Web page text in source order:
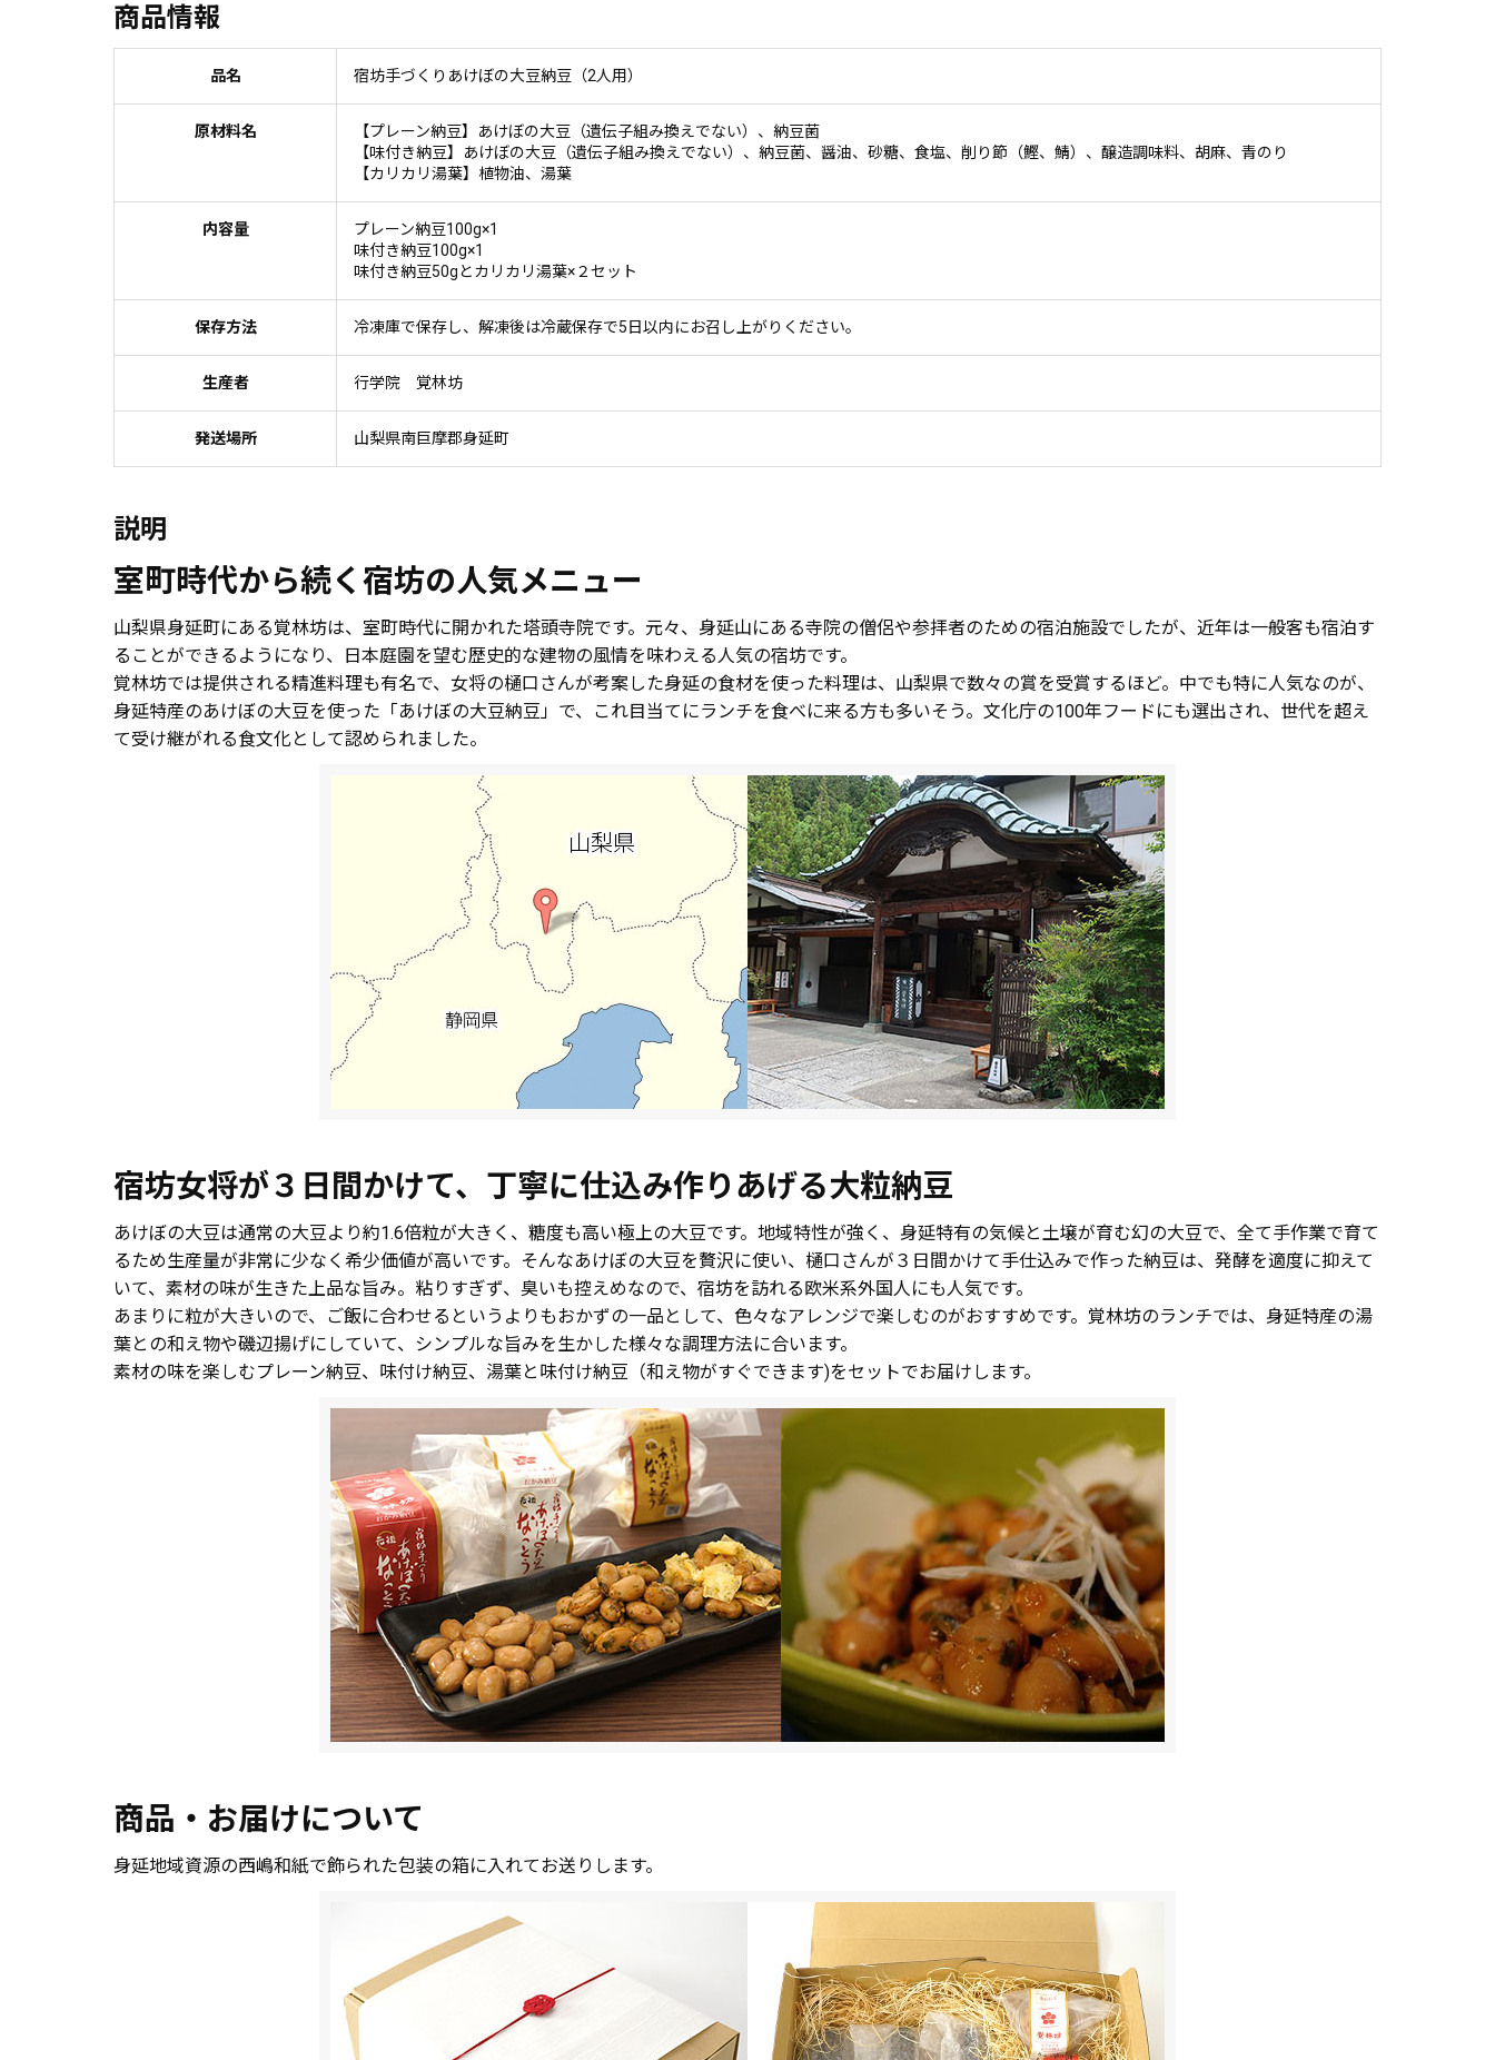
商品情報
品名 宿坊手づくりあけぼの大豆納豆（2人用）
原材料名
【プレーン納豆】あけぼの大豆（遺伝子組み換えでない）、納豆菌
【味付き納豆】あけぼの大豆（遺伝子組み換えでない）、納豆菌、醤油、砂糖、食塩、削り節（鰹、鯖）、醸造調味料、胡麻、青のり
【カリカリ湯葉】植物油、湯葉
内容量
プレーン納豆100g×1
味付き納豆100g×1
味付き納豆50gとカリカリ湯葉×２セット
保存方法 冷凍庫で保存し、解凍後は冷蔵保存で5日以内にお召し上がりください。
生産者 行学院 覚林坊
発送場所 山梨県南巨摩郡身延町
説明
室町時代から続く宿坊の人気メニュー
山梨県身延町にある覚林坊は、室町時代に開かれた塔頭寺院です。元々、身延山にある寺院の僧侶や参拝者のための宿泊施設でしたが、近年は一般客も宿泊す
ることができるようになり、日本庭園を望む歴史的な建物の風情を味わえる人気の宿坊です。
覚林坊では提供される精進料理も有名で、女将の樋口さんが考案した身延の食材を使った料理は、山梨県で数々の賞を受賞するほど。中でも特に人気なのが、
身延特産のあけぼの大豆を使った「あけぼの大豆納豆」で、これ目当てにランチを食べに来る方も多いそう。文化庁の100年フードにも選出され、世代を超え
て受け継がれる食文化として認められました。
宿坊女将が３日間かけて、丁寧に仕込み作りあげる大粒納豆
あけぼの大豆は通常の大豆より約1.6倍粒が大きく、糖度も高い極上の大豆です。地域特性が強く、身延特有の気候と土壌が育む幻の大豆で、全て手作業で育て
るため生産量が非常に少なく希少価値が高いです。そんなあけぼの大豆を贅沢に使い、樋口さんが３日間かけて手仕込みで作った納豆は、発酵を適度に抑えて
いて、素材の味が生きた上品な旨み。粘りすぎず、臭いも控えめなので、宿坊を訪れる欧米系外国人にも人気です。
あまりに粒が大きいので、ご飯に合わせるというよりもおかずの一品として、色々なアレンジで楽しむのがおすすめです。覚林坊のランチでは、身延特産の湯
葉との和え物や磯辺揚げにしていて、シンプルな旨みを生かした様々な調理方法に合います。
素材の味を楽しむプレーン納豆、味付け納豆、湯葉と味付け納豆（和え物がすぐできます)をセットでお届けします。
商品・お届けについて
身延地域資源の西嶋和紙で飾られた包装の箱に入れてお送りします。